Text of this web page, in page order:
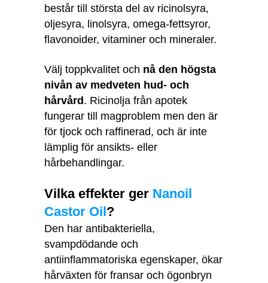
består till största del av ricinolsyra,
oljesyra, linolsyra, omega-fettsyror,
flavonoider, vitaminer och mineraler.
Välj toppkvalitet och nå den högsta
nivån av medveten hud- och
hårvård . Ricinolja från apotek
fungerar till magproblem men den är
för tjock och raffinerad, och är inte
lämplig för ansikts- eller
hårbehandlingar.
Vilka effekter ger Nanoil
Castor Oil?
Den har antibakteriella,
svampdödande och
antiinflammatoriska egenskaper, ökar
hårväxten för fransar och ögonbryn